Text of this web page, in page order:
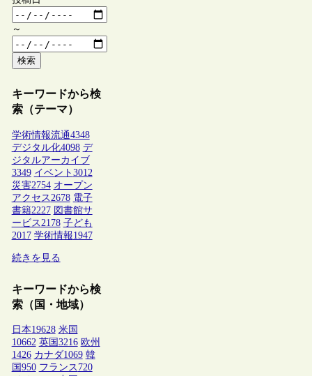
～
検索
キーワードから検
索（テーマ）
学術情報流通4348
デジタル化4098 デ
ジタルアーカイブ
3349 イベント 3012
災害2754 オープン
アクセス 2678 電子
書籍2227 図書館サ
ービス 2178 子ども
2017 学術情報1947
続きを見る
キーワードから検
索（国・地域）
日本19628 米国
10662 英国 3216 欧州
1426 カナダ1069 韓
国 950 フランス 720